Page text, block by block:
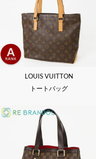
LOUIS VUITTON
トートバッグ